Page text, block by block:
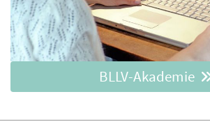
BLLV-Akademie